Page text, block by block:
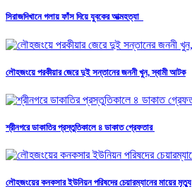
সিরাজদিখানে গলায় ফাঁস দিয়ে যুবকের আত্মহত্যা
লৌহজংয়ে পরকীয়ার জেরে দুই সন্তানের জননী খুন, স্বামী আটক
শ্রীনগরে ডাকাতির প্রস্তুতিকালে ৪ ডাকাত গ্রেফতার
লৌহজংয়ের কনকসার ইউনিয়ন পরিষদের চেয়ারম্যানের মায়ের মৃত্যু